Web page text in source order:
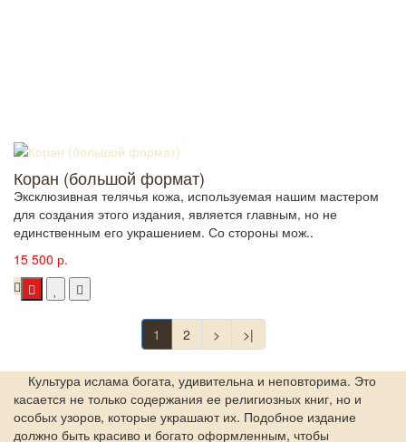
Коран (большой формат)
Эксклюзивная телячья кожа, используемая нашим мастером
для создания этого издания, является главным, но не
единственным его украшением. Со стороны мож..
15 500 р.
1 2 > >|
Культура ислама богата, удивительна и неповторима. Это
касается не только содержания ее религиозных книг, но и
особых узоров, которые украшают их. Подобное издание
должно быть красиво и богато оформленным, чтобы